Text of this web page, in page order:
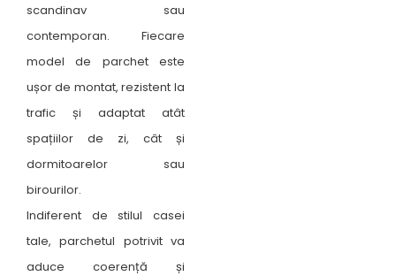
scandinav sau
contemporan. Fiecare
model de parchet este
ușor de montat, rezistent la
trafic și adaptat atât
spațiilor de zi, cât și
dormitoarelor sau
birourilor.
Indiferent de stilul casei
tale, parchetul potrivit va
aduce coerență și